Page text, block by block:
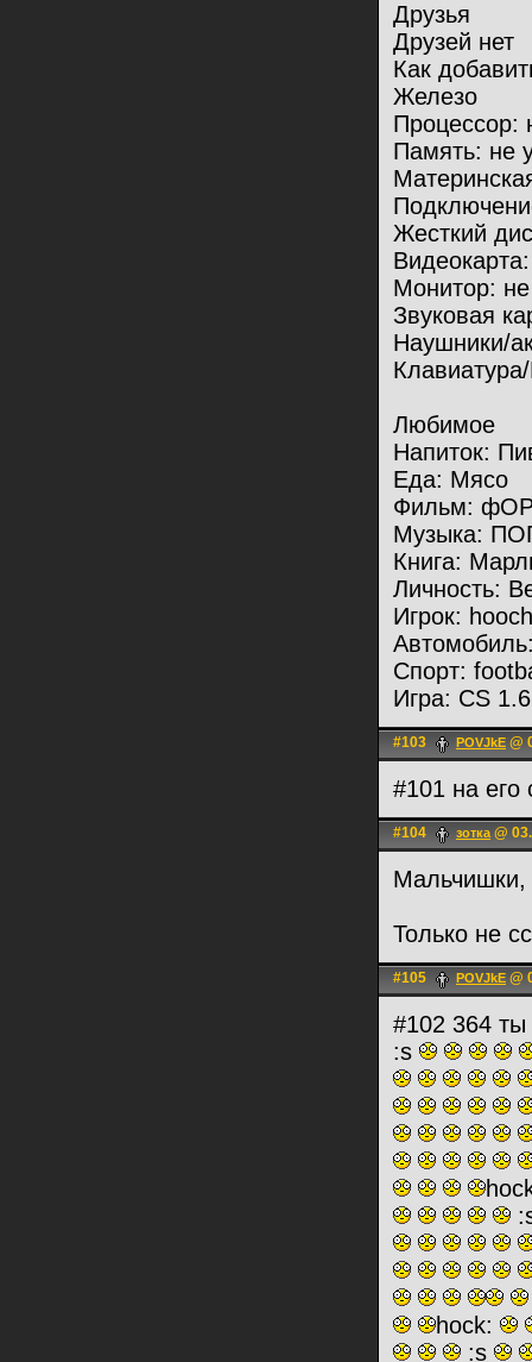
Друзья
Друзей нет
Как
Железо
Процессор:
Память: не
Жесткий
Монитор: не
Звуковая
Наушники/
Любимое
Напиток:
Еда: Мясо
Фильм:
Музыка:
Книга:
Личность:
Игрок: hooch
Спорт:
Игра: CS 1.6
#103 POVJkE @
#101 на его
#104 зотка@
Только не
#105 POVJkE @
#102 364
:s
hock:
:s